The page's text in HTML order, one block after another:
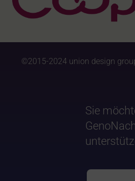
©2015-2024 union design
Sie